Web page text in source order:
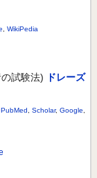
WikiPedia
試験法)
ドレーズ
PubMed Scholar, Google